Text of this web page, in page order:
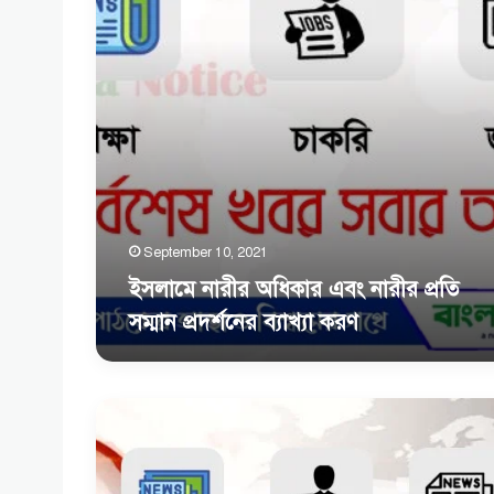
সম্মান
প্রদর্শনের
ব্যাখ্যা
করণ
September 10, 2021
ইসলামে নারীর অধিকার এবং নারীর প্রতি
সম্মান প্রদর্শনের ব্যাখ্যা করণ
ও
অসৎ